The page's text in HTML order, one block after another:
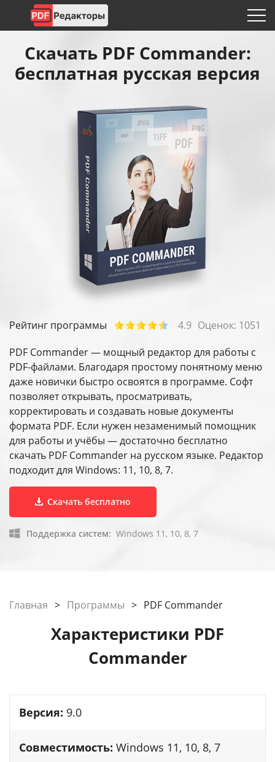
Скачать PDF Commander:
бесплатная русская версия
Рейтинг программы 4.9 Оценок: 1051
PDF Commander — мощный редактор для работы с
PDF-файлами. Благодаря простому понятному меню
даже новички быстро освоятся в программе. Софт
позволяет открывать, просматривать,
корректировать и создавать новые документы
формата PDF. Если нужен незаменимый помощник
для работы и учёбы — достаточно бесплатно
скачать PDF Commander на русском языке. Редактор
подходит для Windows: 11, 10, 8, 7.
Скачать бесплатно
Поддержка систем: Windows 11, 10, 8, 7
Главная > Программы > PDF Commander
Характеристики PDF
Commander
Версия: 9.0
Совместимость: Windows 11, 10, 8, 7